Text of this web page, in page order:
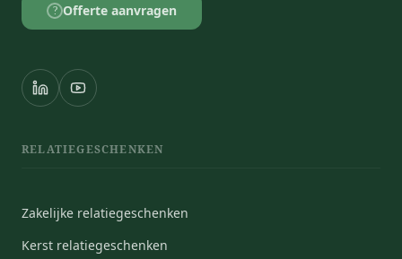
? Offerte aanvragen
RELATIEGESCHENKEN
Zakelijke relatiegeschenken
Kerst relatiegeschenken